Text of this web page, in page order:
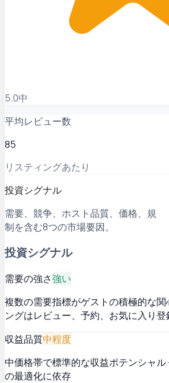
5.0中
平均レビュー数
85
リスティングあたり
投資シグナル
需要、競争、ホスト品質、価格、規
制を含む8つの市場要因。
投資シグナル
需要の強さ強い
複数の需要指標がゲストの積極的な
ングはレビュー、予約、お気に入り
収益品質中程度
中価格帯で標準的な収益ポテンシャ
の最適化に依存